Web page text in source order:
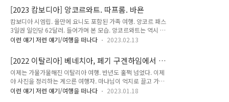
해가 비치다가 이내 비가 오면서 날이 선선해지고 사원들 분위기
는 점..
은데 등유를 병에 넣어 시장에서 파는 걸 보면 아직 전기화가 많
이 부족한듯. 수상촌은 밤에도 거의 한 집 한 전등인 것 같았고.
수상촌 초입에서 배를 타고. 똔레삽 호수의 수상촌이 몇 곳이 있
는데 대부분 베트남에서 넘어 온 사람들이 사는 곳이고 여기 캄
퐁 플럭은 캄보디아 사람들이 사는 마을이라고 한다. 그래서 그
있다. 지금 건기라 물이 말라서 기둥이 다 드러나 있는데 우기에
는 바로 밑에까지 ..
[2023 캄보디아] 앙코르와트. 따프롬. 바욘
캄보디아 시엠립. 올만에 요니도 포함된 가족 여행. 앙코르 패스
3일권 일인당 62달러. 들어가며 본 모습. 앙코르와트는 역시 장
관이다. 가이드는 꽝이었음 다음 방문지는 따프롬. 나무에 잡아
나무뿌리들이 그래도 많이 정리가 되어 있는 것 같았다. 당시엔
인도팀이 와서 복원을 도와주고 있었는데. 2009년의 앙코르와
트 2009년의 따프롬 그 다음은 바욘 사원. 사실 멋있기는 앙코
르와트보다 여기가 더 멋있었다. 원숭이도 많고.
이런 얘기 저런 얘기/여행을 떠나다 2023.02.13
[2022 이탈리아] 베네치아, 페기 구겐하임에서 만
난 작품들
이제는 가물가물해진 이탈리아 여행. 반년도 훌쩍 넘었다. 이제
야 사진을 정리하는 게으른 여행자. 마냐님이 억지로 끌고 가서
페기 구겐하임 미술관의 작품들을 보았는데 생각보다 좋았다. 전
이런 얘기 저런 얘기/여행을 떠나다 2023.01.18